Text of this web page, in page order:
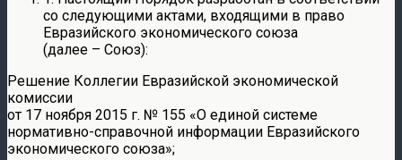
со следующими актами, входящими в право
Евразийского экономического союза
(далее – Союз):
Решение Коллегии Евразийской экономической
комиссии
от 17 ноября 2015 г. № 155 «О единой системе
нормативно-справочной информации Евразийского
экономического союза»;